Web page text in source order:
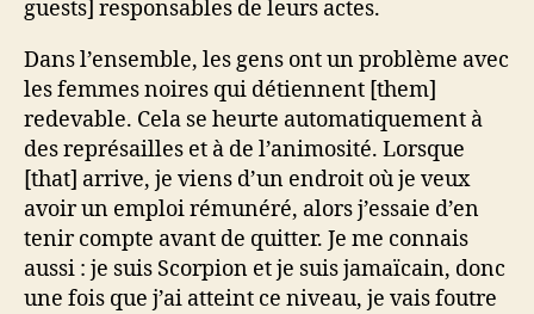
guests] responsables de leurs actes.
Dans l’ensemble, les gens ont un problème avec
les femmes noires qui détiennent [them]
redevable. Cela se heurte automatiquement à
des représailles et à de l’animosité. Lorsque
[that] arrive, je viens d’un endroit où je veux
avoir un emploi rémunéré, alors j’essaie d’en
tenir compte avant de quitter. Je me connais
aussi : je suis Scorpion et je suis jamaïcain, donc
une fois que j’ai atteint ce niveau, je vais foutre